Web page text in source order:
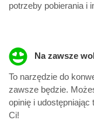
potrzeby pobierania i
Na zawsze
To narzędzie do
zawsze będzie.
opinię i
Ci!